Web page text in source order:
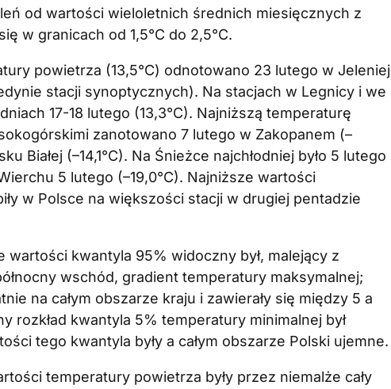
od wartości wieloletnich średnich miesięcznych z
w granicach od 1,5°C do 2,5°C.
powietrza (13,5°C) odnotowano 23 lutego w Jeleniej
stacji synoptycznych). Na stacjach w Legnicy i we
17-18 lutego (13,3°C). Najniższą temperaturę
zanotowano 7 lutego w Zakopanem (–
Białej (–14,1°C). Na Śnieżce najchłodniej było 5 lutego
5 lutego (–19,0°C). Najniższe wartości
w Polsce na większości stacji w drugiej pentadzie
wartości kwantyla 95% widoczny był, malejący z
wschód, gradient temperatury maksymalnej;
na całym obszarze kraju i zawierały się między 5 a
rozkład kwantyla 5% temperatury minimalnej był
tego kwantyla były a całym obszarze Polski ujemne.
temperatury powietrza były przez niemalże cały